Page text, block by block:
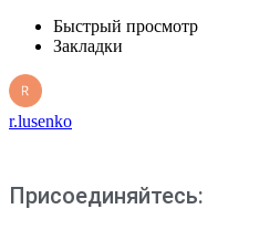
Быстрый просмотр
Закладки
r.lusenko
Присоединяйтесь: